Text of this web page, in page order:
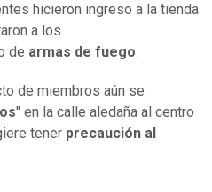
hicieron ingreso a la tienda
a los
de armas de fuego.
de miembros aún se
" en la calle aledaña al centro
tener precaución al